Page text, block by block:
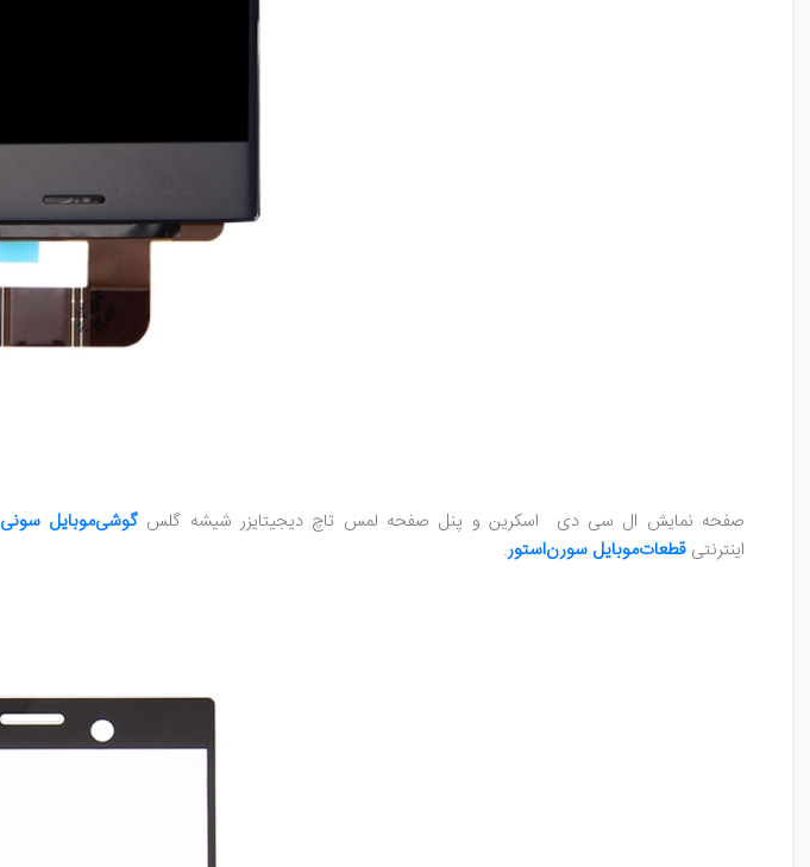
صفحه نمایش ال سی دی اسکرین و پنل صفحه لمس تاچ دیجیتایزر شیشه گلسگوشی‌موبایل سونی
اینترنتی قطعات‌موبایل سورن‌استور.